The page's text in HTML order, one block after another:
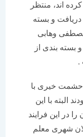
منتظر
و بسته
وهابی
بندی از
خیری با
با این
فرایند
معلم